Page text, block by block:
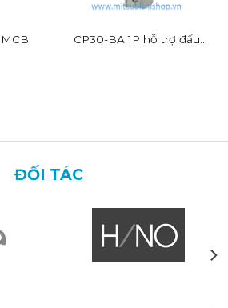
CP30-BA 1P hỗ trợ đấu
ĐỐI TÁC